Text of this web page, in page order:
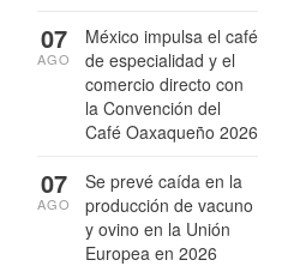
México impulsa el café
de especialidad y el
comercio directo con
la Convención del
Café Oaxaqueño 2026
07
AGO
Se prevé caída en la
producción de vacuno
y ovino en la Unión
Europea en 2026
07
AGO